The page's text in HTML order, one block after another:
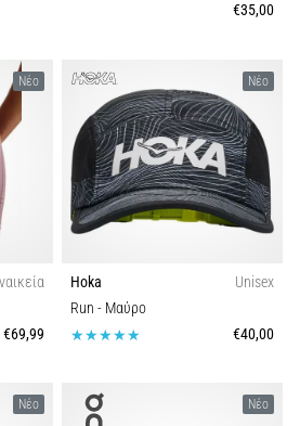
€35,00
Νέο
€69,99
Νέο
Hoka
Unisex
Run - Μαύρο
€40,00
Νέο Νέο